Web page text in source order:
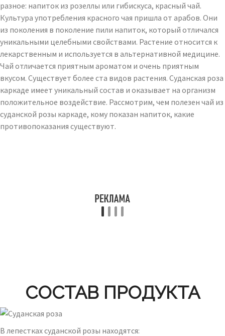
разное: напиток из розеллы или гибискуса, красный чай.
Культура употребления красного чая пришла от арабов. Они
из поколения в поколение пили напиток, который отличался
уникальными целебными свойствами. Растение относится к
лекарственным и используется в альтернативной медицине.
Чай отличается приятным ароматом и очень приятным
вкусом. Существует более ста видов растения. Суданская роза
каркаде имеет уникальный состав и оказывает на организм
положительное воздействие. Рассмотрим, чем полезен чай из
суданской розы каркаде, кому показан напиток, какие
противопоказания существуют.
СОСТАВ ПРОДУКТА
В лепестках суданской розы находятся: